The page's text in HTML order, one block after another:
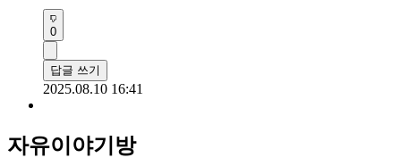
0
답글 쓰기
2025.08.10 16:41
자유이야기방